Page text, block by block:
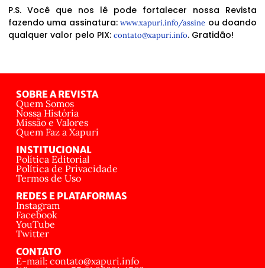
P.S. Você que nos lê pode fortalecer nossa Revista
fazendo uma assinatura:www.xapuri.info/assine ou doando
qualquer valor pelo PIX: contato@xapuri.info. Gratidão!
SOBRE A REVISTA
Quem Somos
Nossa História
Missão e Valores
Quem Faz a Xapuri
INSTITUCIONAL
Política Editorial
Política de Privacidade
Termos de Uso
REDES E PLATAFORMAS
Instagram
Facebook
YouTube
Twitter
CONTATO
E-mail: contato@xapuri.info